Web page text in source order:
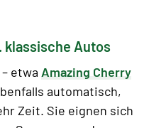
klassische Autos
etwa Amazing Cherry
automatisch,
Zeit. Sie eignen sich